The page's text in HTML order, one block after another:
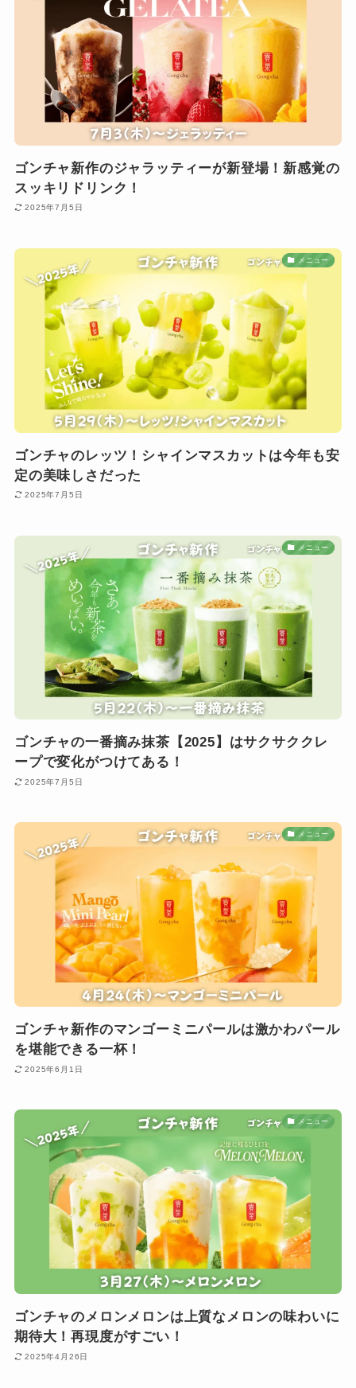
ゴンチャ新作のジャラッティーが新登場！新感覚の
スッキリドリンク！
2025年7月5日
メニュー
ゴンチャのレッツ！シャインマスカットは今年も安
定の美味しさだった
2025年7月5日
メニュー
ゴンチャの一番摘み抹茶【2025】はサクサククレ
ープで変化がつけてある！
2025年7月5日
メニュー
ゴンチャ新作のマンゴーミニパールは激かわパール
を堪能できる一杯！
2025年6月1日
メニュー
ゴンチャのメロンメロンは上質なメロンの味わいに
期待大！再現度がすごい！
2025年4月26日